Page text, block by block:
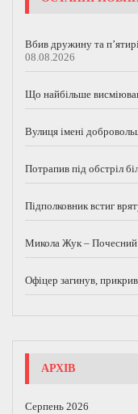
Вбив дружину та
08.08.2026
Що найбільше
Вулиця імені
Потрапив під обстріл
Підполковник встиг
Микола Жук –
Офіцер загинув,
АРХІВ
Серпень 2026